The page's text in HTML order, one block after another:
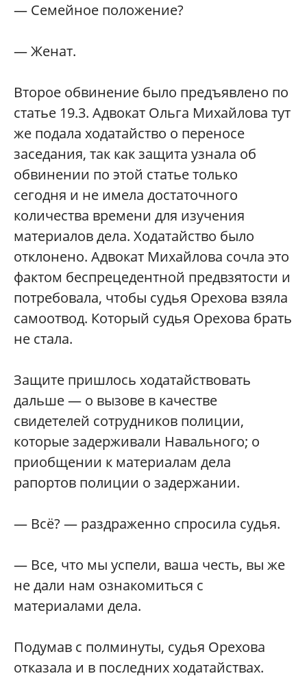
— Семейное положение?
— Женат.
Второе обвинение было предъявлено по
статье 19.3. Адвокат Ольга Михайлова тут
же подала ходатайство о переносе
заседания, так как защита узнала об
обвинении по этой статье только
сегодня и не имела достаточного
количества времени для изучения
материалов дела. Ходатайство было
отклонено. Адвокат Михайлова сочла это
фактом беспрецедентной предвзятости и
потребовала, чтобы судья Орехова взяла
самоотвод. Который судья Орехова брать
не стала.
Защите пришлось ходатайствовать
дальше — о вызове в качестве
свидетелей сотрудников полиции,
которые задерживали Навального; о
приобщении к материалам дела
рапортов полиции о задержании.
— Всё? — раздраженно спросила судья.
— Все, что мы успели, ваша честь, вы же
не дали нам ознакомиться с
материалами дела.
Подумав с полминуты, судья Орехова
отказала и в последних ходатайствах.